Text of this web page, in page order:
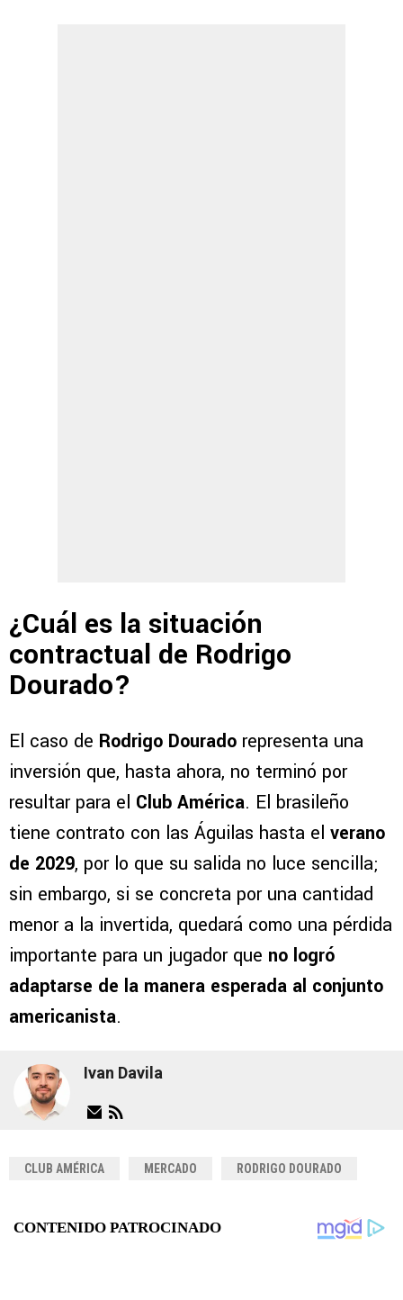
¿Cuál es la situación
contractual de Rodrigo
Dourado?
El caso de Rodrigo Dourado representa una
inversión que, hasta ahora, no terminó por
resultar para el Club América. El brasileño
tiene contrato con las Águilas hasta el verano
de 2029, por lo que su salida no luce sencilla;
sin embargo, si se concreta por una cantidad
menor a la invertida, quedará como una pérdida
importante para un jugador que no logró
adaptarse de la manera esperada al conjunto
americanista.
Ivan Davila
CLUB AMÉRICA MERCADO RODRIGO DOURADO